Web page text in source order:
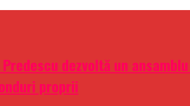
dezvoltă un
proprii